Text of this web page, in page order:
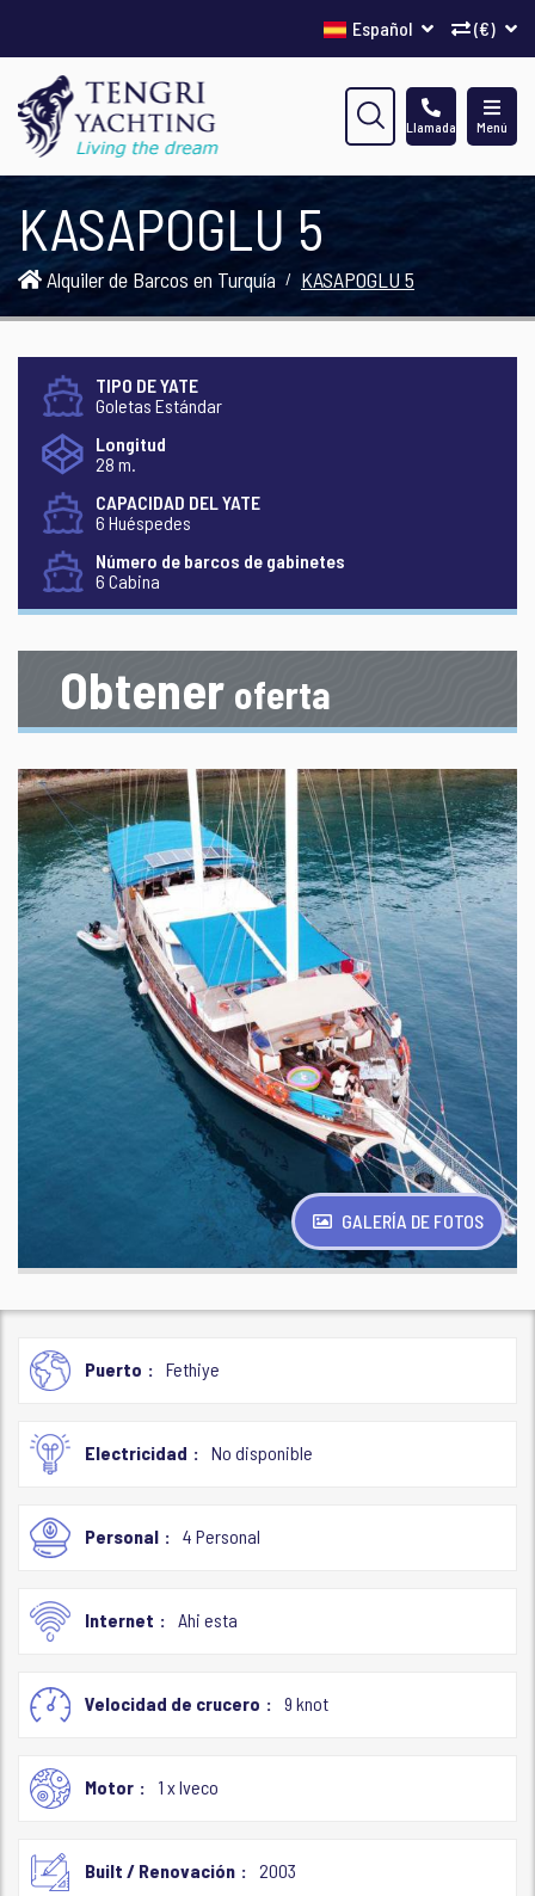
(€)
Español
Menú
Llamada
KASAPOGLU 5
Alquiler de Barcos en Turquía KASAPOGLU 5
TIPO DE YATE
Goletas Estándar
Longitud
28 m.
CAPACIDAD DEL YATE
6 Huéspedes
Número de barcos de gabinetes
6 Cabina
Obtener oferta
GALERÍA DE FOTOS
Puerto Fethiye
Electricidad No disponible
Personal 4 Personal
Internet Ahi esta
Velocidad de crucero 9 knot
Motor 1 x Iveco
Built / Renovación 2003